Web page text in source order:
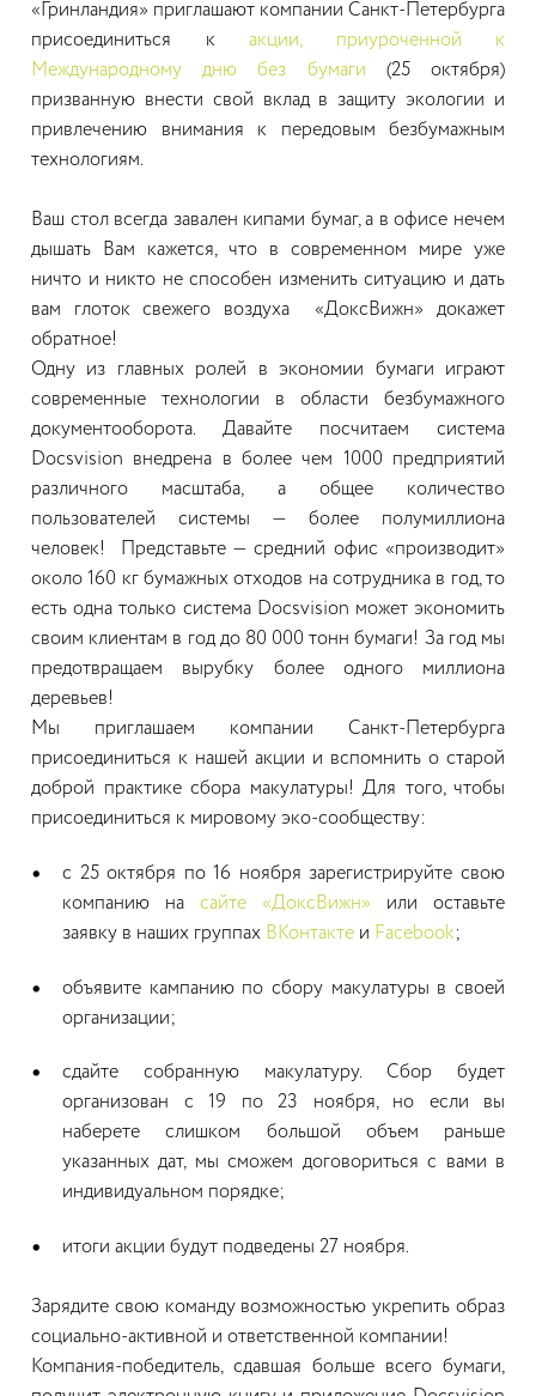
«Гринландия» приглашают компании Санкт-Петербурга
присоединиться к акции, приуроченной к
Международному дню без бумаги (25 октября)
призванную внести свой вклад в защиту экологии и
привлечению внимания к передовым безбумажным
технологиям.
Ваш стол всегда завален кипами бумаг, а в офисе нечем
дышать Вам кажется, что в современном мире уже
ничто и никто не способен изменить ситуацию и дать
вам глоток свежего воздуха «ДоксВижн» докажет
обратное!
Одну из главных ролей в экономии бумаги играют
современные технологии в области безбумажного
документооборота. Давайте посчитаем система
Docsvision внедрена в более чем 1000 предприятий
различного масштаба, а общее количество
пользователей системы — более полумиллиона
человек! Представьте — средний офис «производит»
около 160 кг бумажных отходов на сотрудника в год, то
есть одна только система Docsvision может экономить
своим клиентам в год до 80 000 тонн бумаги! За год мы
предотвращаем вырубку более одного миллиона
деревьев!
Мы приглашаем компании Санкт-Петербурга
присоединиться к нашей акции и вспомнить о старой
доброй практике сбора макулатуры! Для того, чтобы
присоединиться к мировому эко-сообществу:
с 25 октября по 16 ноября зарегистрируйте свою
компанию на сайте «ДоксВижн» или оставьте
заявку в наших группах ВКонтакте и Facebook;
объявите кампанию по сбору макулатуры в своей
организации;
сдайте собранную макулатуру. Сбор будет
организован с 19 по 23 ноября, но если вы
наберете слишком большой объем раньше
указанных дат, мы сможем договориться с вами в
индивидуальном порядке;
итоги акции будут подведены 27 ноября.
Зарядите свою команду возможностью укрепить образ
социально-активной и ответственной компании!
Компания-победитель, сдавшая больше всего бумаги,